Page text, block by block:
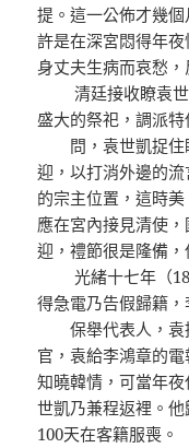
提。這一公佈才幾
許是在深宮悶得年
身丈夫生病而哀愁
清廷接收瞭袁世
盛大的祭祀，調派
問，袁世凱捉住
迎，以打消外邊的
的宗主位置，這時
應在宮內接見清使
迎，禮節很是隆備
光緒十七年（
得急電乃告假歸籍
保舉代表人，袁
官，袁給李鴻章的
知曉韓情，可當年
世凱乃兼程返裡。
100天在客籍服喪。